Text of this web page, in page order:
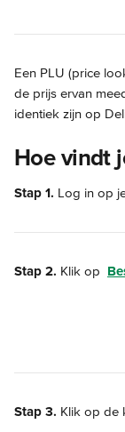
Een PLU (price
de prijs ervan
identiek zijn op
Hoe vindt
Stap 1. Log in op
Stap 2. Klik op
Stap 3. Klik op de